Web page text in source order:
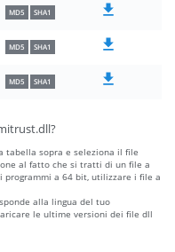
MD5 SHA1
MD5 SHA1
MD5 SHA1
tabella sopra e seleziona il file
al fatto che si tratti di un file a
programmi a 64 bit, utilizzare i file a
alla lingua del tuo
le ultime versioni dei file dll